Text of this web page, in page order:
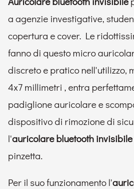
a agenzie investigative,
copertura e cover. Le
fanno di questo micro
discreto e pratico nell'utilizzo,
4x7 millimetri , entra
padiglione auricolare e
dispositivo di rimozione di
l'auricolare bluetooth invisibile
pinzetta.
Per il suo funzionamento l'